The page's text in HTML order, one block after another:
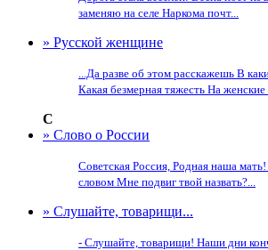
заменяю на селе Наркома почт...
» Русской женщине
...Да разве об этом расскажешь В
Какая безмерная тяжесть На женские
С
» Слово о России
Советская Россия, Родная наша
словом Мне подвиг твой назвать?...
» Слушайте, товарищи...
- Слушайте, товарищи! Наши дни